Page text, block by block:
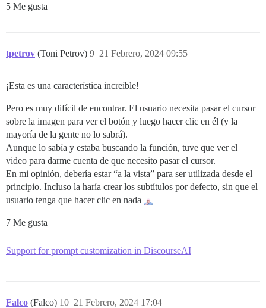
5 Me gusta
tpetrov (Toni Petrov) 21 Febrero, 2024 09:55
9
¡Esta es una característica increíble!
Pero es muy difícil de encontrar. El usuario necesita pasar el cursor
sobre la imagen para ver el botón y luego hacer clic en él (y la
mayoría de la gente no lo sabrá).
Aunque lo sabía y estaba buscando la función, tuve que ver el
video para darme cuenta de que necesito pasar el cursor.
En mi opinión, debería estar “a la vista” para ser utilizada desde el
principio. Incluso la haría crear los subtítulos por defecto, sin que el
usuario tenga que hacer clic en nada
7 Me gusta
Support for prompt customization in DiscourseAI
Falco (Falco) 21 Febrero, 2024 17:04
10